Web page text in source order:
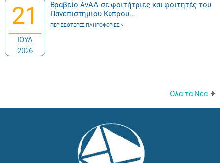
21
ΙΟΥΛ
2026
Βραβείο ΑνΑΔ σε φοιτήτριες και φοιτητές του
Πανεπιστημίου Κύπρου...
ΠΕΡΙΣΣΌΤΕΡΕΣ ΠΛΗΡΟΦΟΡΊΕΣ
Όλα τα Νέα